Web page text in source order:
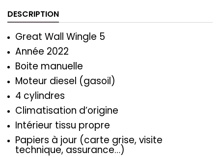
DESCRIPTION
Great Wall Wingle 5
Année 2022
Boite manuelle
Moteur diesel (gasoil)
4 cylindres
Climatisation d’origine
Intérieur tissu propre
Papiers à jour (carte grise, visite
technique, assurance…)